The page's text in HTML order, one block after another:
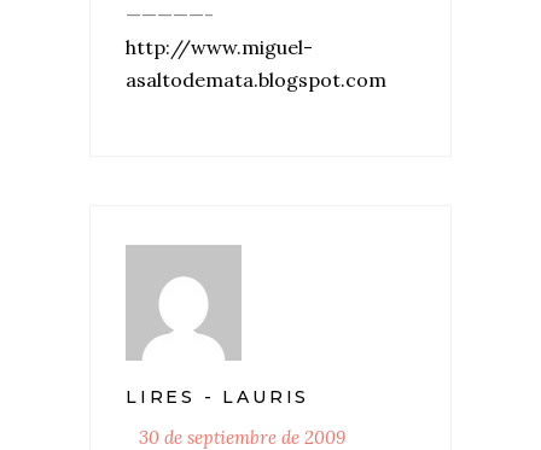
—————-
http://www.miguel-
asaltodemata.blogspot.com
LIRES - LAURIS
30 de septiembre de 2009